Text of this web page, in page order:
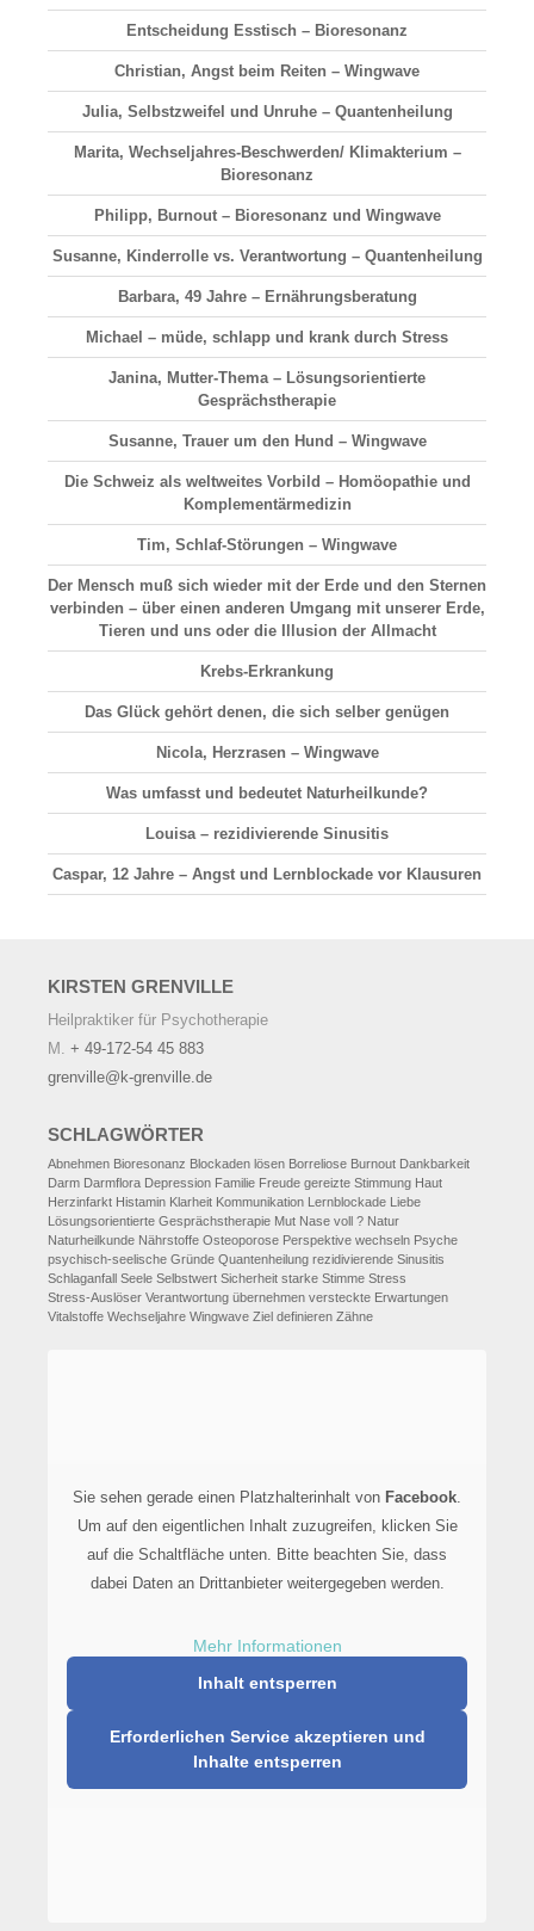
Entscheidung Esstisch – Bioresonanz
Christian, Angst beim Reiten – Wingwave
Julia, Selbstzweifel und Unruhe – Quantenheilung
Marita, Wechseljahres-Beschwerden/ Klimakterium –
Bioresonanz
Philipp, Burnout – Bioresonanz und Wingwave
Susanne, Kinderrolle vs. Verantwortung – Quantenheilung
Barbara, 49 Jahre – Ernährungsberatung
Michael – müde, schlapp und krank durch Stress
Janina, Mutter-Thema – Lösungsorientierte
Gesprächstherapie
Susanne, Trauer um den Hund – Wingwave
Die Schweiz als weltweites Vorbild – Homöopathie und
Komplementärmedizin
Tim, Schlaf-Störungen – Wingwave
Der Mensch muß sich wieder mit der Erde und den Sternen
verbinden – über einen anderen Umgang mit unserer Erde,
Tieren und uns oder die Illusion der Allmacht
Krebs-Erkrankung
Das Glück gehört denen, die sich selber genügen
Nicola, Herzrasen – Wingwave
Was umfasst und bedeutet Naturheilkunde?
Louisa – rezidivierende Sinusitis
Caspar, 12 Jahre – Angst und Lernblockade vor Klausuren
KIRSTEN GRENVILLE
Heilpraktiker für Psychotherapie
M. + 49-172-54 45 883
grenville@k-grenville.de
SCHLAGWÖRTER
Abnehmen Bioresonanz Blockaden lösen Borreliose Burnout Dankbarkeit
Darm Darmflora Depression Familie Freude gereizte Stimmung Haut
Herzinfarkt Histamin Klarheit Kommunikation Lernblockade Liebe
Lösungsorientierte Gesprächstherapie Mut Nase voll ? Natur
Naturheilkunde Nährstoffe Osteoporose Perspektive wechseln Psyche
psychisch-seelische Gründe Quantenheilung rezidivierende Sinusitis
Schlaganfall Seele Selbstwert Sicherheit starke Stimme Stress
Stress-Auslöser Verantwortung übernehmen versteckte Erwartungen
Vitalstoffe Wechseljahre Wingwave Ziel definieren Zähne
Sie sehen gerade einen Platzhalterinhalt von Facebook.
Um auf den eigentlichen Inhalt zuzugreifen, klicken Sie
auf die Schaltfläche unten. Bitte beachten Sie, dass
dabei Daten an Drittanbieter weitergegeben werden.
Mehr Informationen
Inhalt entsperren
Erforderlichen Service akzeptieren und
Inhalte entsperren